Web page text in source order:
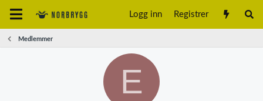
Logg inn Registrer
Medlemmer
E